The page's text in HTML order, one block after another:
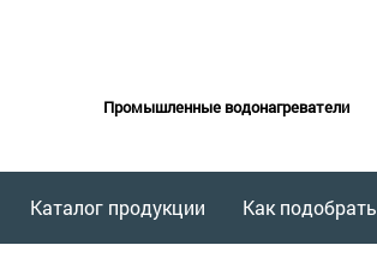
Промышленные водонагреватели
Каталог продукции Как подобрать